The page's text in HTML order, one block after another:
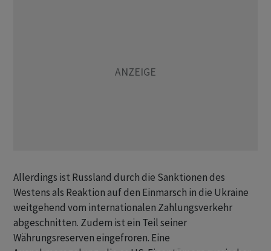
Allerdings ist Russland durch die Sanktionen des
Westens als Reaktion auf den Einmarsch in die Ukraine
weitgehend vom internationalen Zahlungsverkehr
abgeschnitten. Zudem ist ein Teil seiner
Währungsreserven eingefroren. Eine